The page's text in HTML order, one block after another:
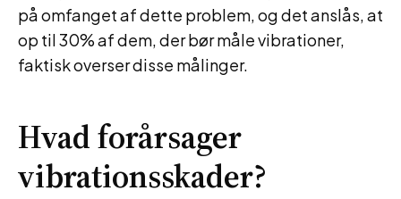
på omfanget af dette problem, og det anslås, at
op til 30% af dem, der bør måle vibrationer,
faktisk overser disse målinger.
Hvad forårsager
vibrationsskader?